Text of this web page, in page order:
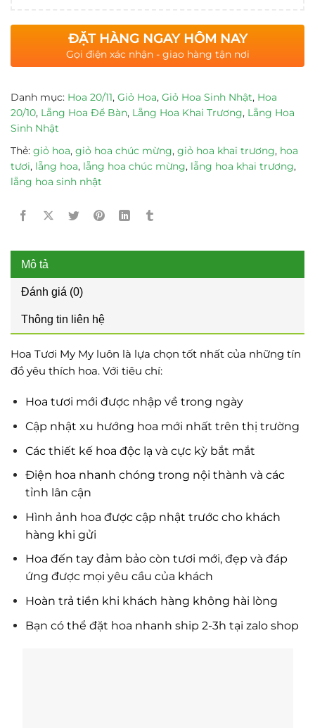
ĐẶT HÀNG NGAY HÔM NAY
Gọi điện xác nhận - giao hàng tận nơi
Danh mục: Hoa 20/11, Giỏ Hoa, Giỏ Hoa Sinh Nhật, Hoa
20/10, Lẵng Hoa Để Bàn, Lẵng Hoa Khai Trương, Lẵng Hoa
Sinh Nhật
Thẻ: giỏ hoa, giỏ hoa chúc mừng, giỏ hoa khai trương, hoa
tươi, lẵng hoa, lẵng hoa chúc mừng, lẵng hoa khai trương,
lẵng hoa sinh nhật
Mô tả
Đánh giá (0)
Thông tin liên hệ
Hoa Tươi My My luôn là lựa chọn tốt nhất của những tín
đồ yêu thích hoa. Với tiêu chí:
Hoa tươi mới được nhập về trong ngày
Cập nhật xu hướng hoa mới nhất trên thị trường
Các thiết kế hoa độc lạ và cực kỳ bắt mắt
Điện hoa nhanh chóng trong nội thành và các
tỉnh lân cận
Hình ảnh hoa được cập nhật trước cho khách
hàng khi gửi
Hoa đến tay đảm bảo còn tươi mới, đẹp và đáp
ứng được mọi yêu cầu của khách
Hoàn trả tiền khi khách hàng không hài lòng
Bạn có thể đặt hoa nhanh ship 2-3h tại zalo shop